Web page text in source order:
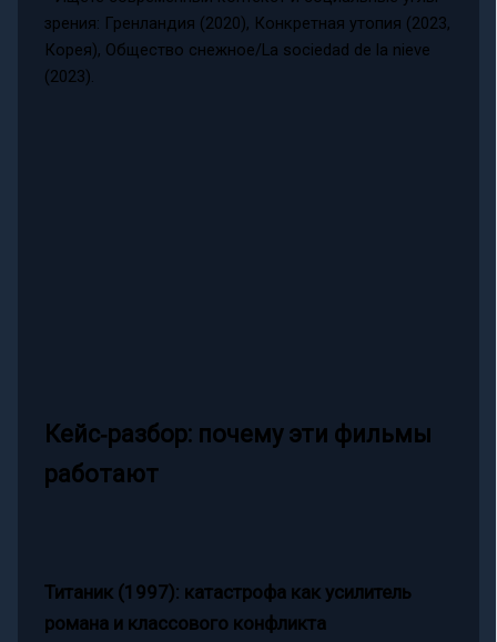
зрения: Гренландия (2020), Конкретная утопия (2023,
Корея), Общество снежное/La sociedad de la nieve
(2023).
Кейс‑разбор: почему эти фильмы
работают
Титаник (1997): катастрофа как усилитель
романа и классового конфликта